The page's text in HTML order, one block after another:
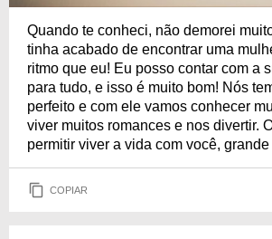
Quando te conheci, não demorei
tinha acabado de encontrar uma
ritmo que eu! Eu posso contar com a
para tudo, e isso é muito bom! Nós
perfeito e com ele vamos conhecer
viver muitos romances e nos divertir.
permitir viver a vida com você, grande
COPIAR